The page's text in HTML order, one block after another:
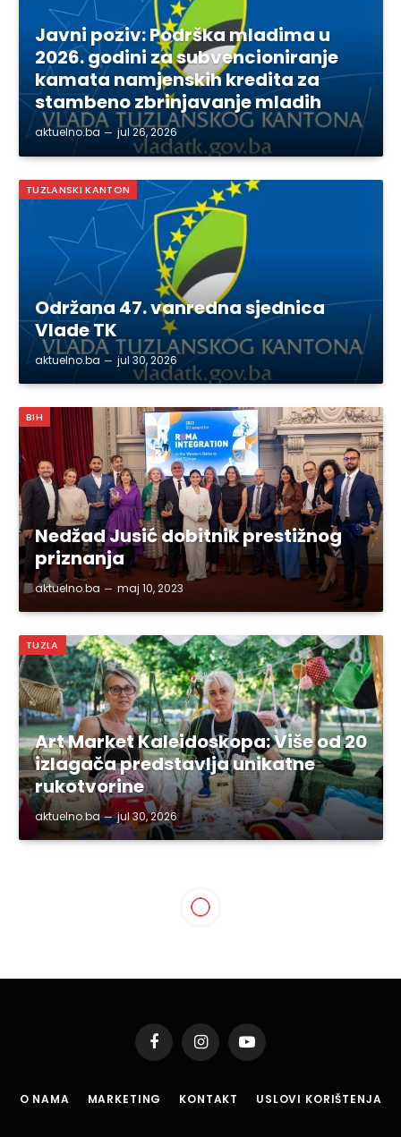
Javni poziv: Podrška mladima u
2026. godini za subvencioniranje
kamata namjenskih kredita za
stambeno zbrinjavanje mladih
aktuelno.ba jul 26, 2026
TUZLANSKI KANTON
Održana 47. vanredna sjednica
Vlade TK
aktuelno.ba jul 30, 2026
BIH
Nedžad Jusić dobitnik prestižnog
priznanja
aktuelno.ba maj 10, 2023
TUZLA
Art Market Kaleidoskopa: Više od 20
izlagača predstavlja unikatne
rukotvorine
aktuelno.ba jul 30, 2026
FacebookInstagramYouTube
O NAMA MARKETING KONTAKT USLOVI KORIŠTENJA